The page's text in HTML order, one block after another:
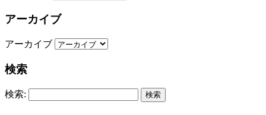
アーカイブ
アーカイブ
検索
検索: